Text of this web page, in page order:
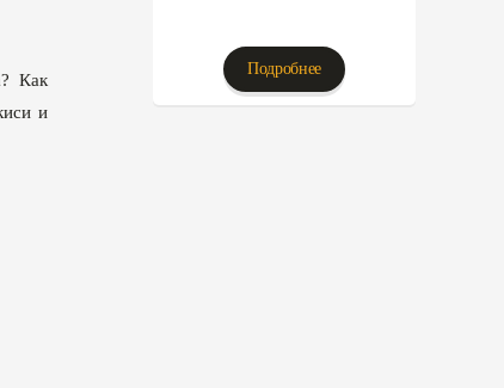
Подробнее
Как
и